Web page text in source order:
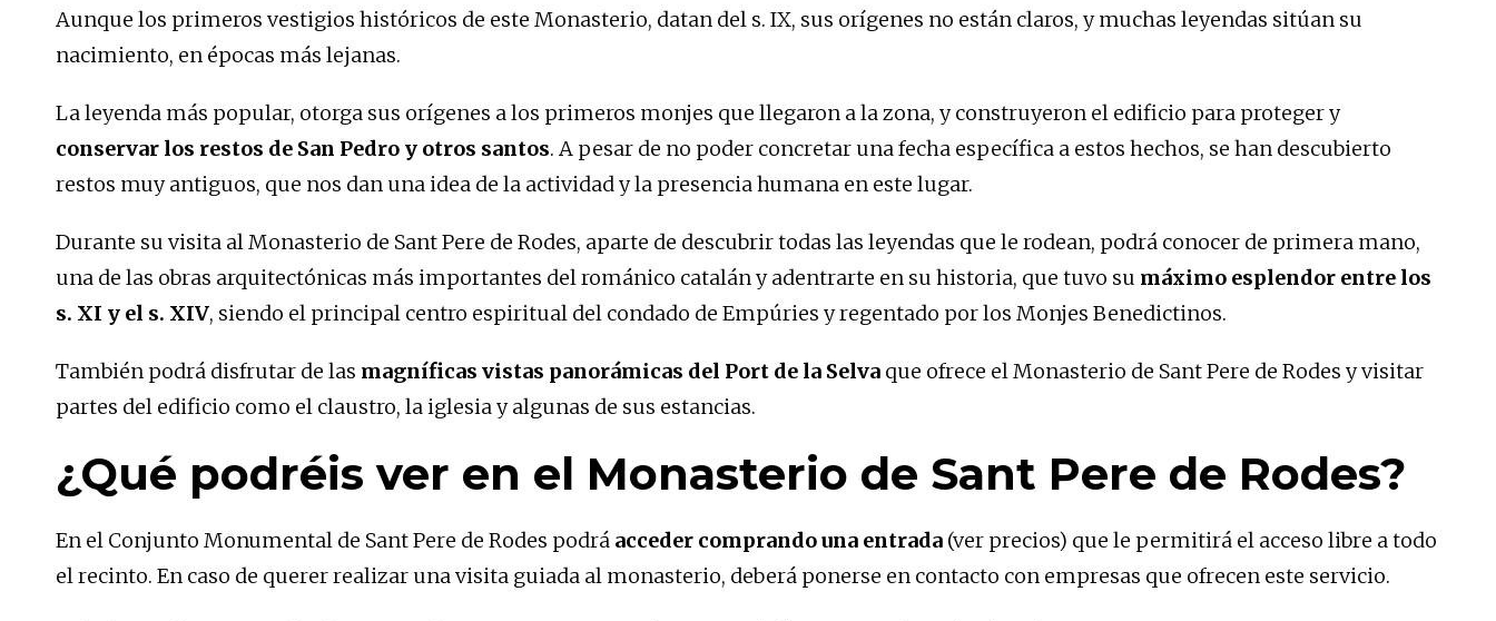
Aunque los primeros vestigios históricos de este Monasterio, datan del s. IX, sus orígenes no están claros, y muchas leyendas sitúan su
nacimiento, en épocas más lejanas.
La leyenda más popular, otorga sus orígenes a los primeros monjes que llegaron a la zona, y construyeron el edificio para proteger y
conservar los restos de San Pedro y otros santos. A pesar de no poder concretar una fecha específica a estos hechos, se han descubierto
restos muy antiguos, que nos dan una idea de la actividad y la presencia humana en este lugar.
Durante su visita al Monasterio de Sant Pere de Rodes, aparte de descubrir todas las leyendas que le rodean, podrá conocer de primera mano,
una de las obras arquitectónicas más importantes del románico catalán y adentrarte en su historia, que tuvo su máximo esplendor entre los
s. XI y el s. XIV, siendo el principal centro espiritual del condado de Empúries y regentado por los Monjes Benedictinos.
También podrá disfrutar de las magníficas vistas panorámicas del Port de la Selva que ofrece el Monasterio de Sant Pere de Rodes y visitar
partes del edificio como el claustro, la iglesia y algunas de sus estancias.
¿Qué podréis ver en el Monasterio de Sant Pere de Rodes?
En el Conjunto Monumental de Sant Pere de Rodes podrá acceder comprando una entrada (ver precios) que le permitirá el acceso libre a todo
el recinto. En caso de querer realizar una visita guiada al monasterio, deberá ponerse en contacto con empresas que ofrecen este servicio.